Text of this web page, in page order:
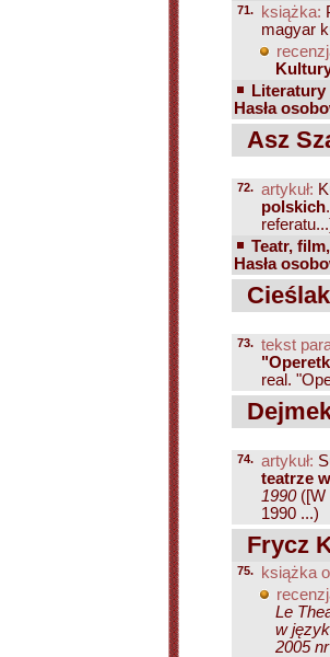
71. książka:
magyar
Literatury
Hasła
Asz
72. artykuł:
polskich
Teatr,
Hasła
73. tekst
real.
74. artykuł:
teatrze
1990 ([W
1990 ...)
Frycz
75.
książka
Le
w
2005